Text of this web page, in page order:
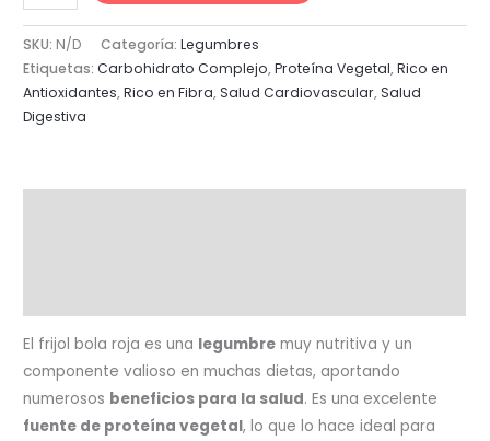
$ 45.600
Bola
Roja
cantidad
SKU: N/D Categoría:Legumbres
Etiquetas:Carbohidrato Complejo,Proteína Vegetal,Rico en
Antioxidantes,Rico en Fibra,Salud Cardiovascular,Salud
Digestiva
El frijol bola roja es una legumbre muy nutritiva y un
componente valioso en muchas dietas, aportando
numerosos beneficios para la salud. Es una excelente
fuente de proteína vegetal, lo que lo hace ideal para